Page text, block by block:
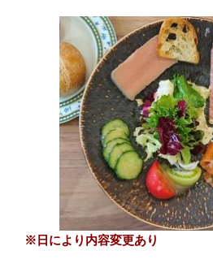
※日により内容変更あり